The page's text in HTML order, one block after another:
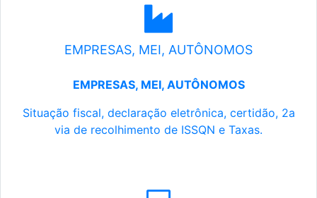
EMPRESAS, MEI, AUTÔNOMOS
EMPRESAS, MEI, AUTÔNOMOS
Situação fiscal, declaração eletrônica, certidão, 2a
via de recolhimento de ISSQN e Taxas.